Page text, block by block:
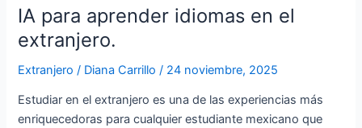
IA para aprender idiomas en el
extranjero.
Extranjero / Diana Carrillo/ 24 noviembre, 2025
Estudiar en el extranjero es una de las experiencias más
enriquecedoras para cualquier estudiante mexicano que